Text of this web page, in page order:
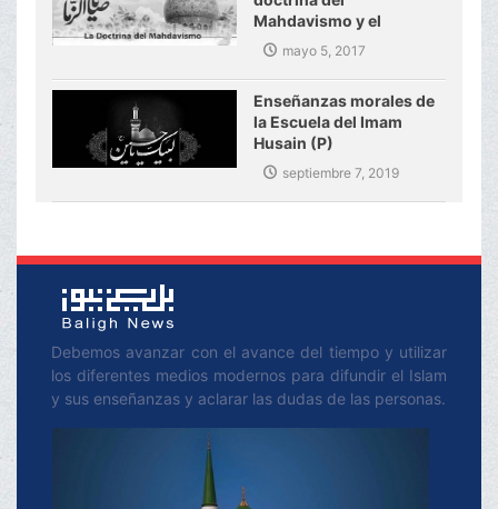
Mahdavismo y el
gobierno mundial del
Imam Mahdi (P)
mayo 5, 2017
Enseñanzas morales de
la Escuela del Imam
Husain (P)
septiembre 7, 2019
Debemos avanzar con el avance del tiempo y utilizar
los diferentes medios modernos para difundir el Islam
y sus enseñanzas y aclarar las dudas de las personas.